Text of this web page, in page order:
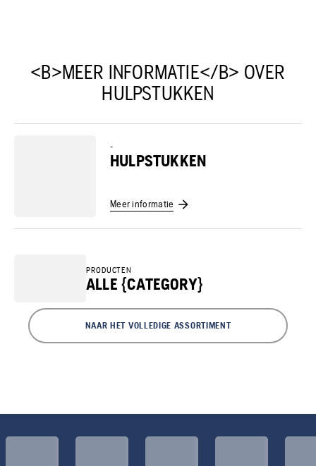
<B>MEER INFORMATIE</B> OVER
HULPSTUKKEN
-
HULPSTUKKEN
Meer informatie
PRODUCTEN
ALLE {CATEGORY}
NAAR HET VOLLEDIGE ASSORTIMENT